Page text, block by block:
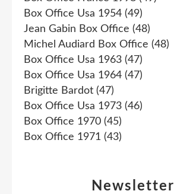
Newsletter
Box Office Usa 1954 (49)
Jean Gabin Box Office (48)
Michel Audiard Box Office (48)
Box Office Usa 1963 (47)
Box Office Usa 1964 (47)
Brigitte Bardot (47)
Box Office Usa 1973 (46)
Box Office 1970 (45)
Box Office 1971 (43)